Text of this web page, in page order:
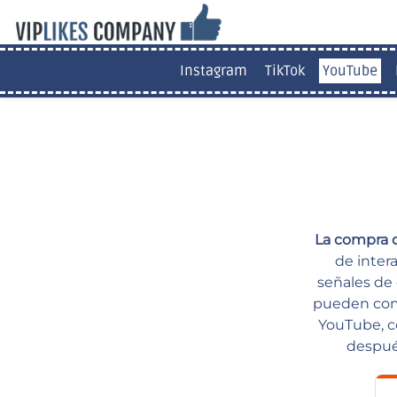
Instagram TikTok YouTube
La compra
de
señales
pueden
YouTube,